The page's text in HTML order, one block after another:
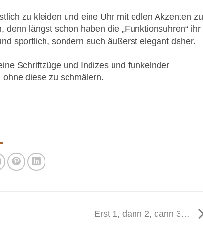
zu kleiden und eine Uhr mit edlen Akzenten zu
längst schon haben die „Funktionsuhren“ ihr
sportlich, sondern auch äußerst elegant daher.
Schriftzüge und Indizes und funkelnder
diese zu schmälern.
Erst 1, dann 2, dann 3…